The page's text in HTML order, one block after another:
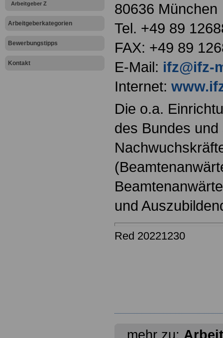
Arbeitgeber Z
Arbeitgeberkategorien
Bewerbungstipps
Kontakt
80636 München
Tel. +49 89
FAX: +49 89
E-Mail: ifz@ifz-
Internet:
Die o.a.
des Bundes und
und
Red 20221230